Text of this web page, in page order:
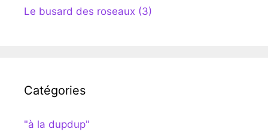
Le busard des roseaux (3)
Catégories
"à la dupdup"